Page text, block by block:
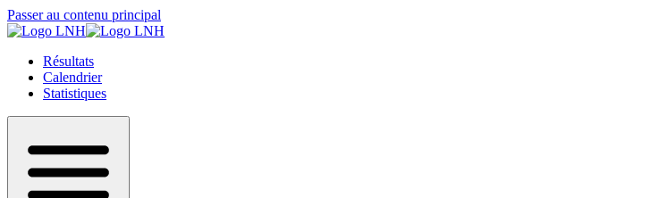
Passer au contenu principal
Résultats
Calendrier
Statistiques